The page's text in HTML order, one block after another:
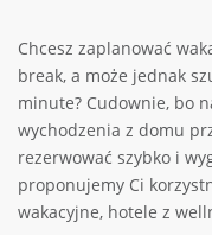
Chcesz zaplanować
break, a może jednak
minute? Cudownie, bo
wychodzenia z domu
rezerwować szybko i
proponujemy Ci
wakacyjne, hotele z